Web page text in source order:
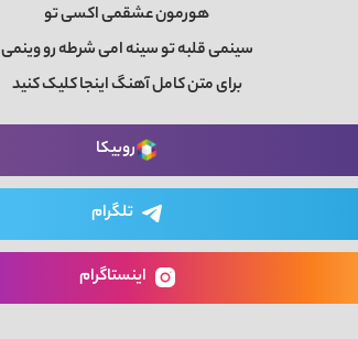
هورمون عشقمی اکسی‌ تو
سینمی قلبه تو سینه‌ امی شرطه رو وینمی
برای متن کامل آهنگ اینجا کلیک کنید
روبیکا
تلگرام
اینستاگرام